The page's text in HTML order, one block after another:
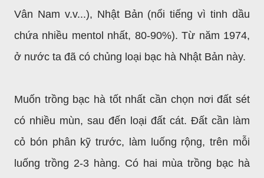
Vân Nam v.v...), Nhật Bản (nổi tiếng vì tinh dầu
chứa nhiều mentol nhất, 80-90%). Từ năm 1974,
ở nước ta đã có chủng loại bạc hà Nhật Bản này.
Muốn trồng bạc hà tốt nhất cần chọn nơi đất sét
có nhiều mùn, sau đến loại đất cát. Đất cần làm
cỏ bón phân kỹ trước, làm luống rộng, trên mỗi
luống trồng 2-3 hàng. Có hai mùa trồng bạc hà